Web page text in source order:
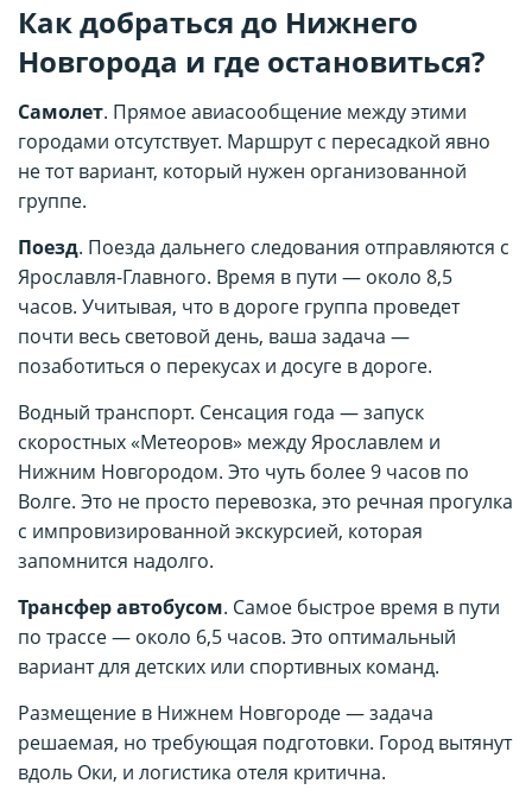
Как добраться до Нижнего
Новгорода и где остановиться?
Самолет. Прямое авиасообщение между этими
городами отсутствует. Маршрут с пересадкой явно
не тот вариант, который нужен организованной
группе.
Поезд. Поезда дальнего следования отправляются с
Ярославля-Главного. Время в пути — около 8,5
часов. Учитывая, что в дороге группа проведет
почти весь световой день, ваша задача —
позаботиться о перекусах и досуге в дороге.
Водный транспорт. Сенсация года — запуск
скоростных «Метеоров» между Ярославлем и
Нижним Новгородом. Это чуть более 9 часов по
Волге. Это не просто перевозка, это речная прогулка
с импровизированной экскурсией, которая
запомнится надолго.
Трансфер автобусом. Самое быстрое время в пути
по трассе — около 6,5 часов. Это оптимальный
вариант для детских или спортивных команд.
Размещение в Нижнем Новгороде — задача
решаемая, но требующая подготовки. Город вытянут
вдоль Оки, и логистика отеля критична.